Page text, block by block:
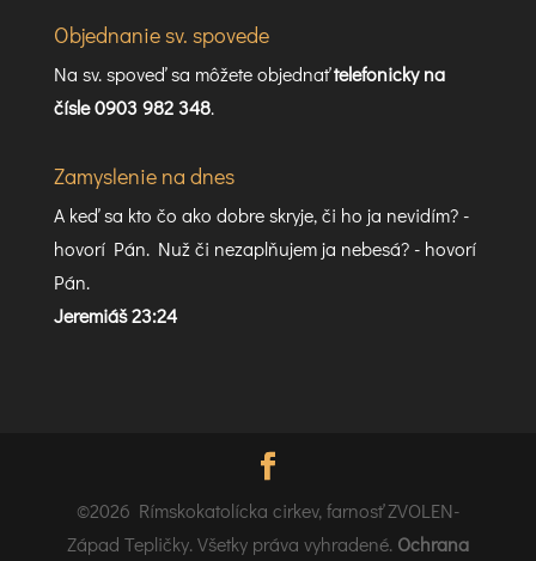
Objednanie sv. spovede
Na sv. spoveď sa môžete objednaťtelefonicky na
čísle 0903 982 348.
Zamyslenie na dnes
A keď sa kto čo ako dobre skryje, či ho ja nevidím? -
hovorí Pán. Nuž či nezaplňujem ja nebesá? - hovorí
Pán.
Jeremiáš 23:24
©2026 Rímskokatolícka cirkev, farnosť ZVOLEN-
Západ Tepličky. Všetky práva vyhradené. Ochrana